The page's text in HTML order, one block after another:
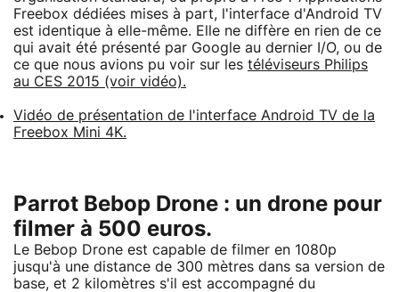
Freebox dédiées mises à part, l'interface d'Android TV
est identique à elle-même. Elle ne diffère en rien de ce
qui avait été présenté par Google au dernier I/O, ou de
ce que nous avions pu voir sur les téléviseurs Philips
au CES 2015 (voir vidéo).
Vidéo de présentation de l'interface Android TV de la
Freebox Mini 4K.
Parrot Bebop Drone : un drone pour
filmer à 500 euros.
Le Bebop Drone est capable de filmer en 1080p
jusqu'à une distance de 300 mètres dans sa version de
base, et 2 kilomètres s'il est accompagné du